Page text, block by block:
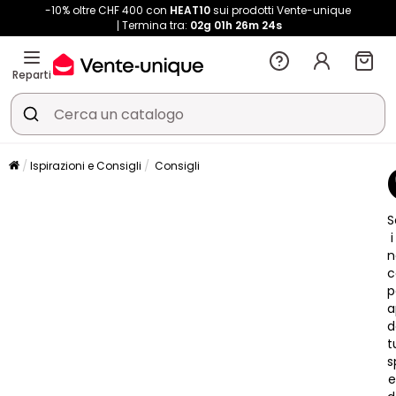
-10% oltre CHF 400 con HEAT10sui prodotti Vente-unique
Termina tra: 02g 01h 26m 22s
Reparti
Ispirazioni e Consigli Consigli
i
e